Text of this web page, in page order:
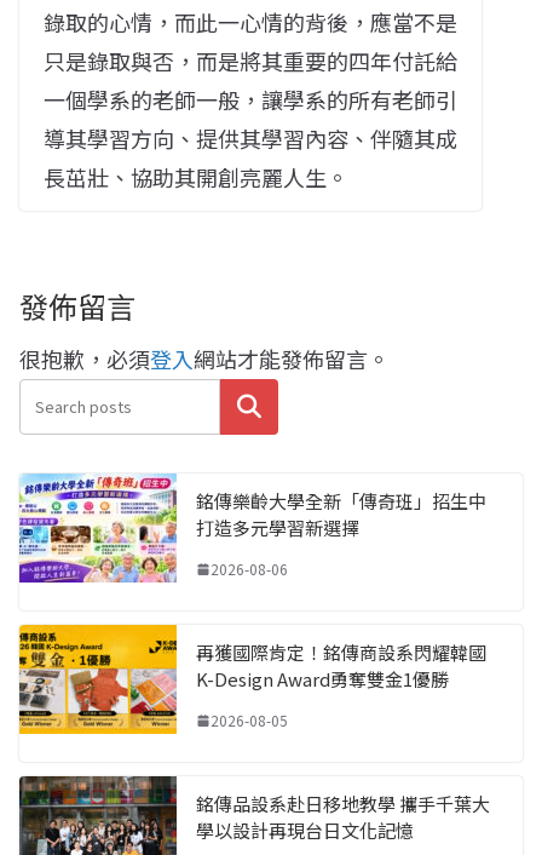
錄取的心情，而此一心情的背後，應當不是
只是錄取與否，而是將其重要的四年付託給
一個學系的老師一般，讓學系的所有老師引
導其學習方向、提供其學習內容、伴隨其成
長茁壯、協助其開創亮麗人生。
發佈留言
很抱歉，必須登入網站才能發佈留言。
搜尋
銘傳樂齡大學全新「傳奇班」招生中
打造多元學習新選擇
2026-08-06
再獲國際肯定！銘傳商設系閃耀韓國
K-Design Award勇奪雙金1優勝
2026-08-05
銘傳品設系赴日移地教學 攜手千葉大
學以設計再現台日文化記憶